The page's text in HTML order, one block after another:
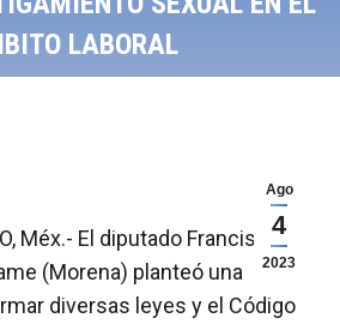
LABORAL
Ago
4
2023
Méx.- El diputado Francisco
(Morena) planteó una
diversas leyes y el Código